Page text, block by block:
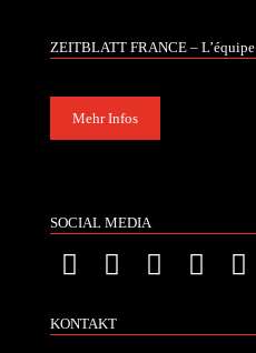
ZEITBLATT FRANCE – L’équipe
Mehr Infos
SOCIAL MEDIA
KONTAKT